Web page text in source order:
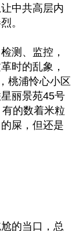
中共高层内
。
测、监控，
时的乱象，
桃浦怜心小区
丽景苑45号
的数着米粒
屎，但还是
的当口，总